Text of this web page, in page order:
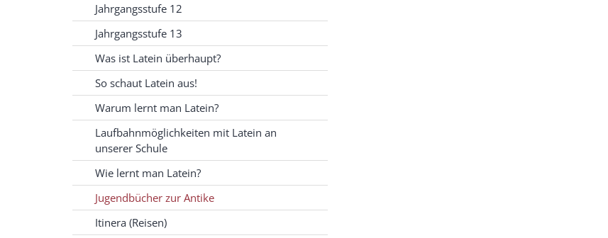
Jahrgangsstufe 12
Jahrgangsstufe 13
Was ist Latein überhaupt?
So schaut Latein aus!
Warum lernt man Latein?
Laufbahnmöglichkeiten mit Latein an
unserer Schule
Wie lernt man Latein?
Jugendbücher zur Antike
Itinera (Reisen)